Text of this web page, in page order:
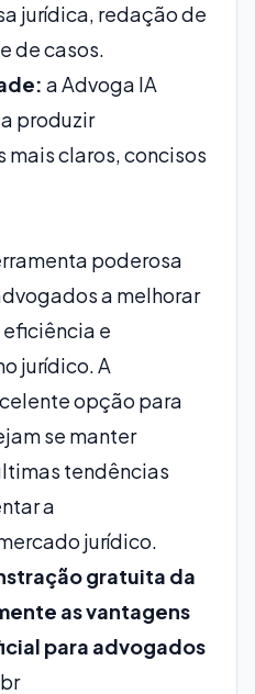
jurídica, redação de
de casos.
a Advoga IA
produzir
claros, concisos
poderosa
a melhorar
e
jurídico. A
opção para
se manter
tendências
a
jurídico.
gratuita da
as vantagens
para advogados